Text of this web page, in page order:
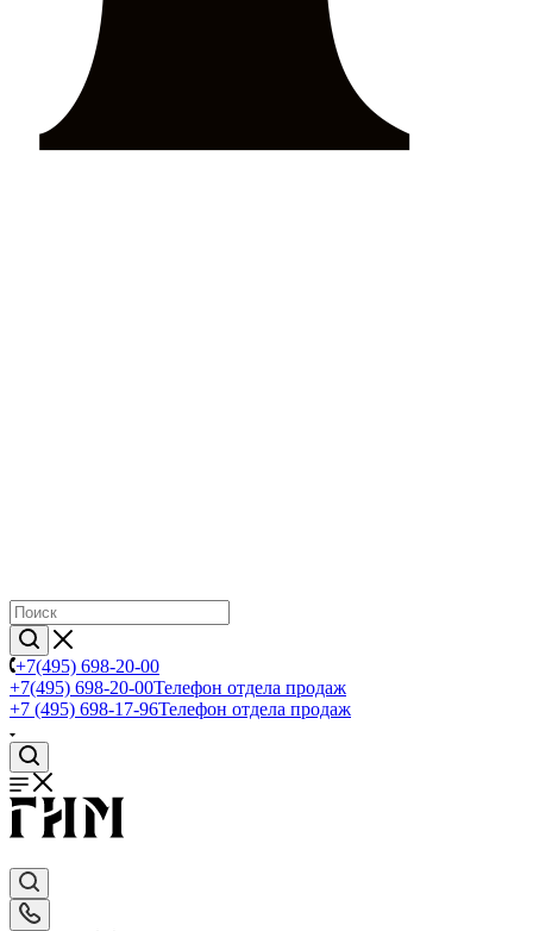
+7(495) 698-20-00
+7(495) 698-20-00Телефон отдела продаж
+7 (495) 698-17-96Телефон отдела продаж